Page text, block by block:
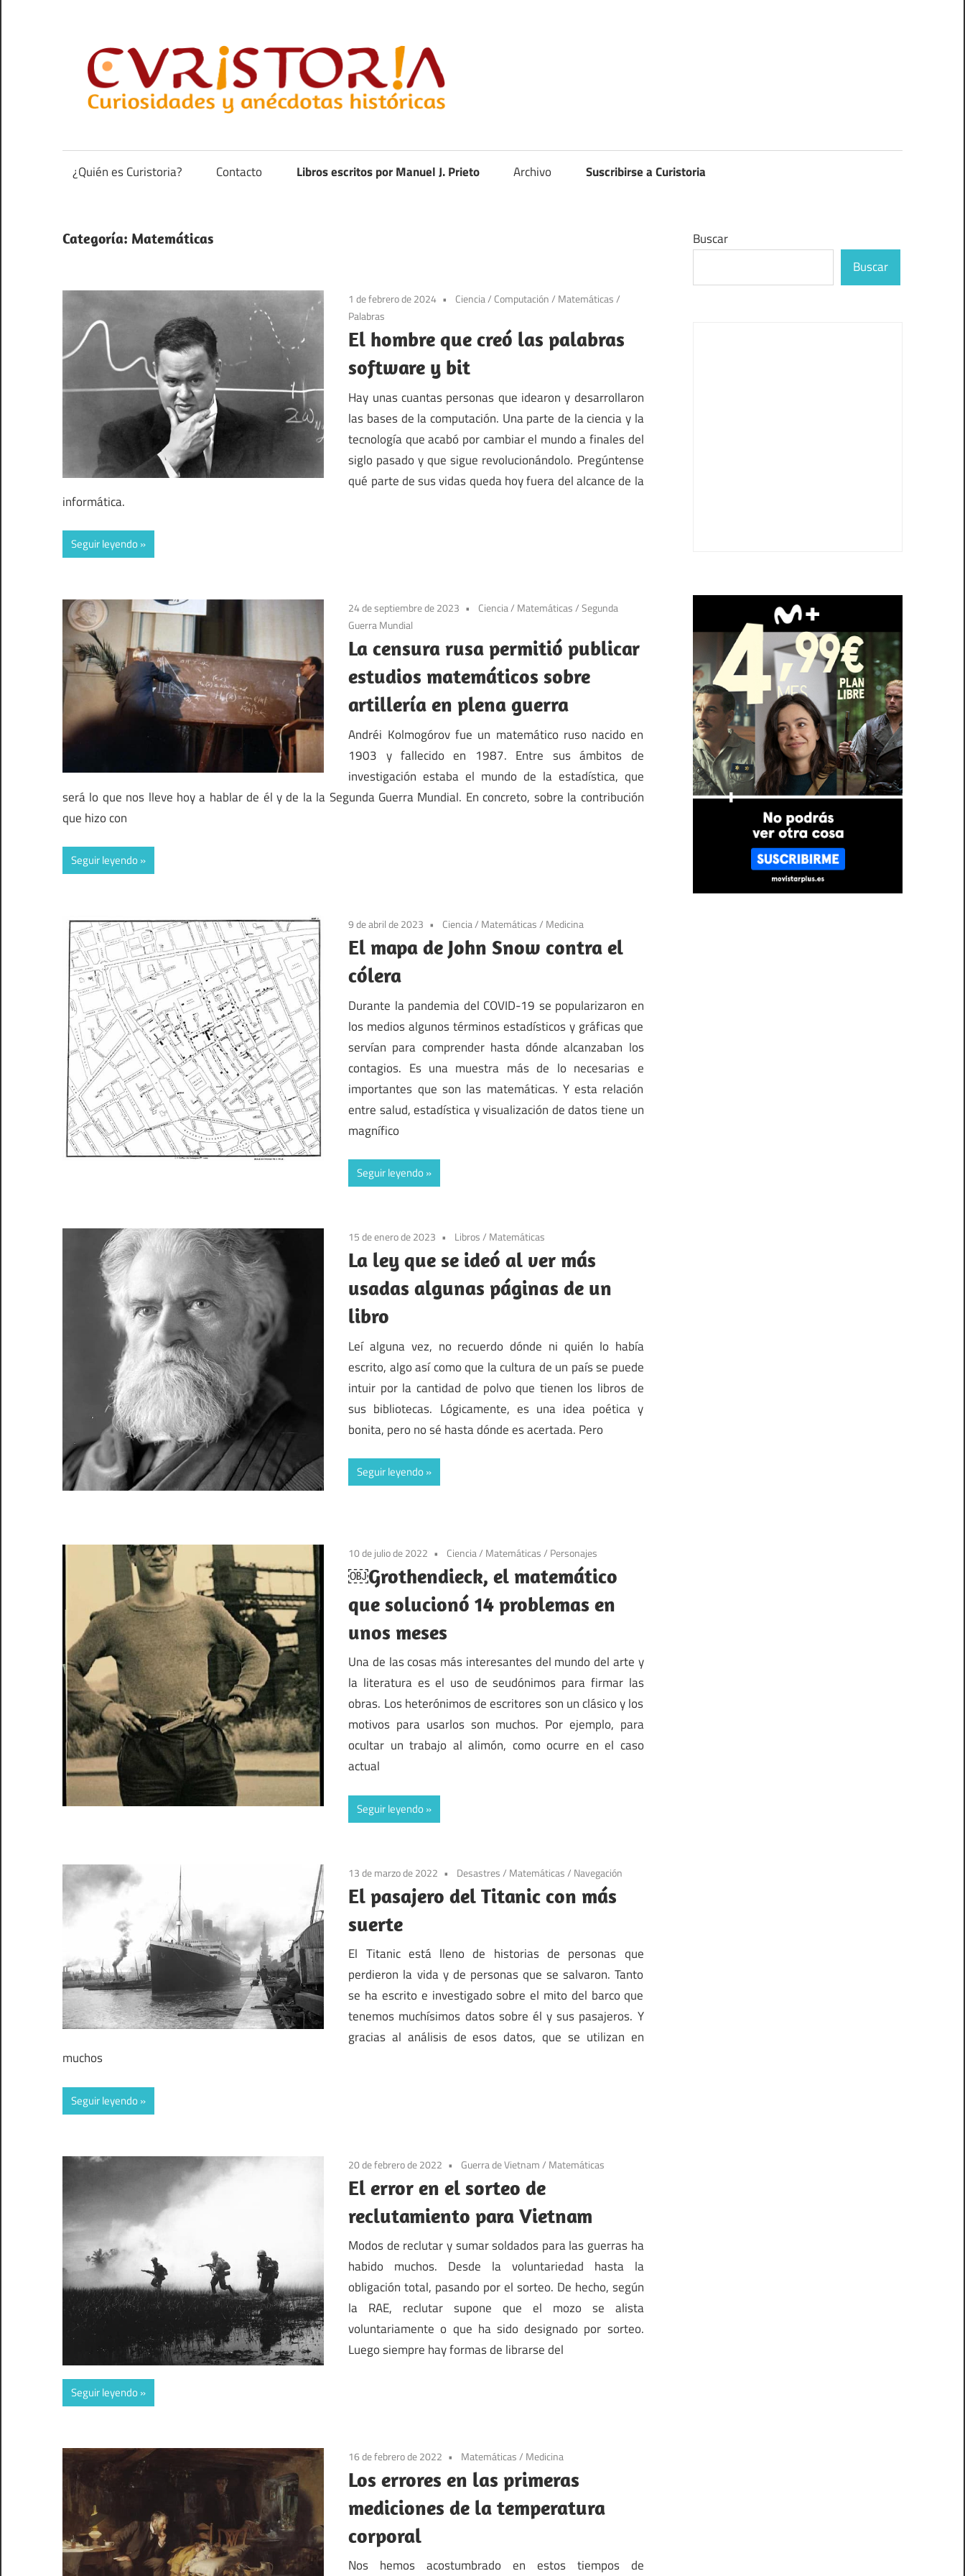
contenido
anécdotas
de
¿Quién es Curistoria? Contacto Libros escritos por Manuel J. Prieto Archivo Suscribirse a Curistoria
Categoría: Matemáticas
1 de febrero de 2024 Ciencia/ Computación/ Matemáticas/
Palabras
El hombre que creó las palabras
software y bit
Hay unas cuantas personas que idearon y desarrollaron
las bases de la computación. Una parte de la ciencia y la
tecnología que acabó por cambiar el mundo a finales del
siglo pasado y que sigue revolucionándolo. Pregúntense
qué parte de sus vidas queda hoy fuera del alcance de la
informática.
Seguir leyendo
24 de septiembre de 2023 Ciencia/ Matemáticas/Segunda
Guerra Mundial
La censura rusa permitió publicar
estudios matemáticos sobre
artillería en plena guerra
Andréi Kolmogórov fue un matemático ruso nacido en
1903 y fallecido en 1987. Entre sus ámbitos de
investigación estaba el mundo de la estadística, que
será lo que nos lleve hoy a hablar de él y de la la Segunda Guerra Mundial. En concreto, sobre la contribución
que hizo con
Seguir leyendo
9 de abril de 2023 Ciencia/ Matemáticas/ Medicina
El mapa de John Snow contra el
cólera
Durante la pandemia del COVID-19 se popularizaron en
los medios algunos términos estadísticos y gráficas que
servían para comprender hasta dónde alcanzaban los
contagios. Es una muestra más de lo necesarias e
importantes que son las matemáticas. Y esta relación
entre salud, estadística y visualización de datos tiene un
magnífico
Seguir leyendo
15 de enero de 2023 Libros/ Matemáticas
La ley que se ideó al ver más
usadas algunas páginas de un
libro
Leí alguna vez, no recuerdo dónde ni quién lo había
escrito, algo así como que la cultura de un país se puede
intuir por la cantidad de polvo que tienen los libros de
sus bibliotecas. Lógicamente, es una idea poética y
bonita, pero no sé hasta dónde es acertada. Pero
Seguir leyendo
10 de julio de 2022 Ciencia/ Matemáticas/ Personajes
￼Grothendieck, el matemático
que solucionó 14 problemas en
unos meses
Una de las cosas más interesantes del mundo del arte y
la literatura es el uso de seudónimos para firmar las
obras. Los heterónimos de escritores son un clásico y los
motivos para usarlos son muchos. Por ejemplo, para
ocultar un trabajo al alimón, como ocurre en el caso
actual
Seguir leyendo
13 de marzo de 2022 Desastres/ Matemáticas/ Navegación
El pasajero del Titanic con más
suerte
El Titanic está lleno de historias de personas que
perdieron la vida y de personas que se salvaron. Tanto
se ha escrito e investigado sobre el mito del barco que
tenemos muchísimos datos sobre él y sus pasajeros. Y
gracias al análisis de esos datos, que se utilizan en
muchos
Seguir leyendo
20 de febrero de 2022 Guerra de Vietnam/ Matemáticas
El error en el sorteo de
reclutamiento para Vietnam
Modos de reclutar y sumar soldados para las guerras ha
habido muchos. Desde la voluntariedad hasta la
obligación total, pasando por el sorteo. De hecho, según
la RAE, reclutar supone que el mozo se alista
voluntariamente o que ha sido designado por sorteo.
Luego siempre hay formas de librarse del
Seguir leyendo
16 de febrero de 2022 Matemáticas/ Medicina
Los errores en las primeras
mediciones de la temperatura
corporal
Nos hemos acostumbrado en estos tiempos de
Buscar
Buscar